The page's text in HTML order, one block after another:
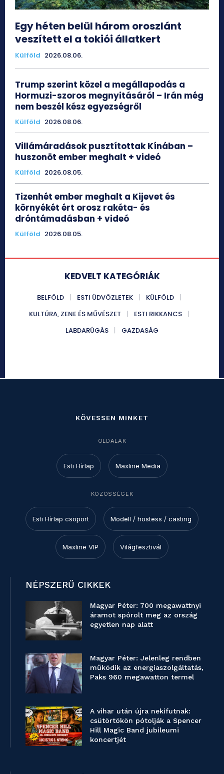
Egy héten belül három oroszlánt
veszített el a tokiói állatkert
Külföld 2026.08.06.
Trump szerint közel a megállapodás a
Hormuzi-szoros megnyitásáról – Irán még
nem beszél kész egyezségről
Külföld 2026.08.06.
Villámáradások pusztítottak Kínában –
huszonöt ember meghalt + videó
Külföld 2026.08.05.
Tizenhét ember meghalt a Kijevet és
környékét ért orosz rakéta- és
dróntámadásban + videó
Külföld 2026.08.05.
KEDVELT KATEGÓRIÁK
BELFÖLD ESTI ÜDVÖZLETEK
KÜLFÖLD
KULTÚRA, ZENE ÉS MŰVÉSZET
ESTI RIKKANCS
LABDARÚGÁS
GAZDASÁG
KÖVESSEN MINKET
OLDALAK
Esti Hírlap Maxline Media
KÖZÖSSÉGEK
Esti Hírlap csoport Modell / hostess / casting
Maxline VIP Világfesztivál
NÉPSZERŰ CIKKEK
Magyar Péter: 700 megawattnyi
áramot spórolt meg az ország
egyetlen nap alatt
Magyar Péter: Jelenleg rendben
működik az energiaszolgáltatás,
Paks 960 megawatton termel
A vihar után újra nekifutnak:
csütörtökön pótolják a Spencer
Hill Magic Band jubileumi
koncertjét